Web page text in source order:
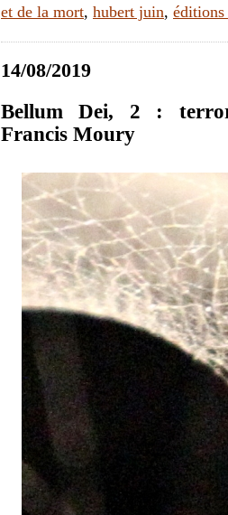
et de la mort, hubert juin, éditions
14/08/2019
Bellum Dei, 2 :
Francis Moury